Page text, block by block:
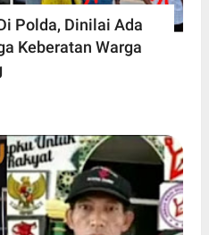
Polda, Dinilai Ada
Keberatan Warga